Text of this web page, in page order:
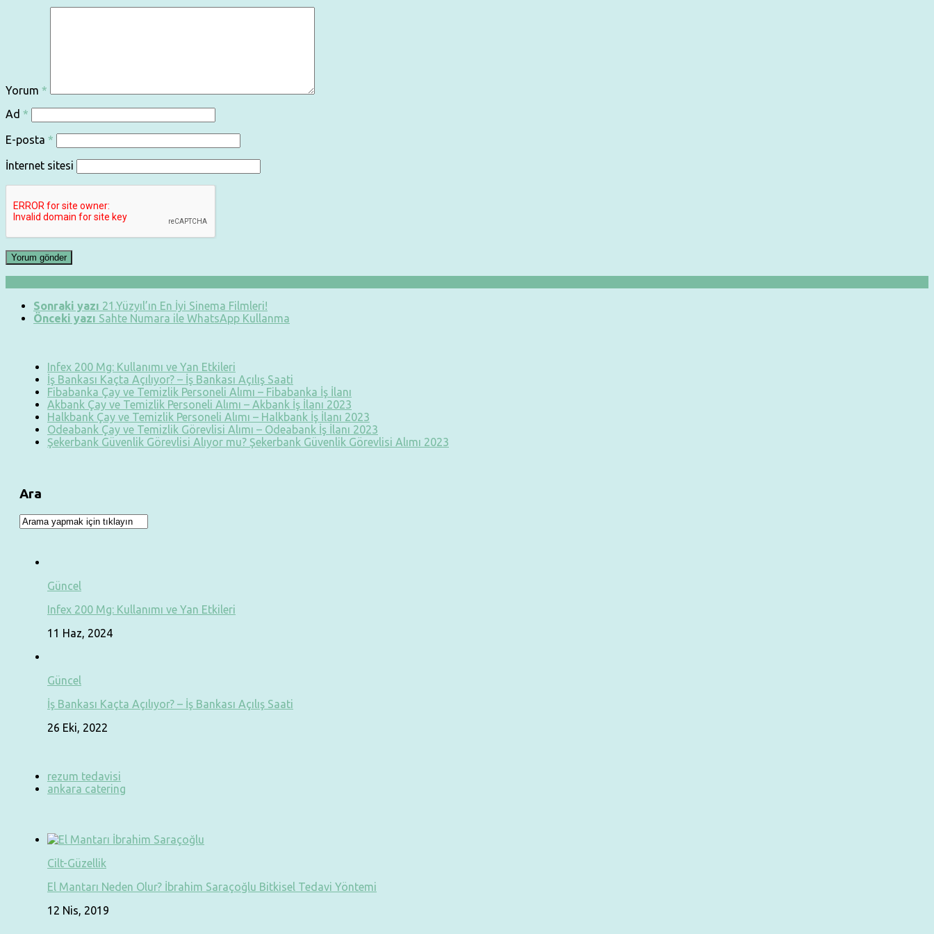
Yorum *
Ad *
E-posta *
İnternet sitesi
Sonraki yazı 21.Yüzyıl’ın En İyi Sinema Filmleri!
Önceki yazı Sahte Numara ile WhatsApp Kullanma
Infex 200 Mg: Kullanımı ve Yan Etkileri
İş Bankası Kaçta Açılıyor? – İş Bankası Açılış Saati
Fibabanka Çay ve Temizlik Personeli Alımı – Fibabanka İş İlanı
Akbank Çay ve Temizlik Personeli Alımı – Akbank İş İlanı 2023
Halkbank Çay ve Temizlik Personeli Alımı – Halkbank İş İlanı 2023
Odeabank Çay ve Temizlik Görevlisi Alımı – Odeabank İş İlanı 2023
Şekerbank Güvenlik Görevlisi Alıyor mu? Şekerbank Güvenlik Görevlisi Alımı 2023
Ara
Güncel
Infex 200 Mg: Kullanımı ve Yan Etkileri
11 Haz, 2024
Güncel
İş Bankası Kaçta Açılıyor? – İş Bankası Açılış Saati
26 Eki, 2022
rezum tedavisi
ankara catering
Cilt-Güzellik
El Mantarı Neden Olur? İbrahim Saraçoğlu Bitkisel Tedavi Yöntemi
12 Nis, 2019